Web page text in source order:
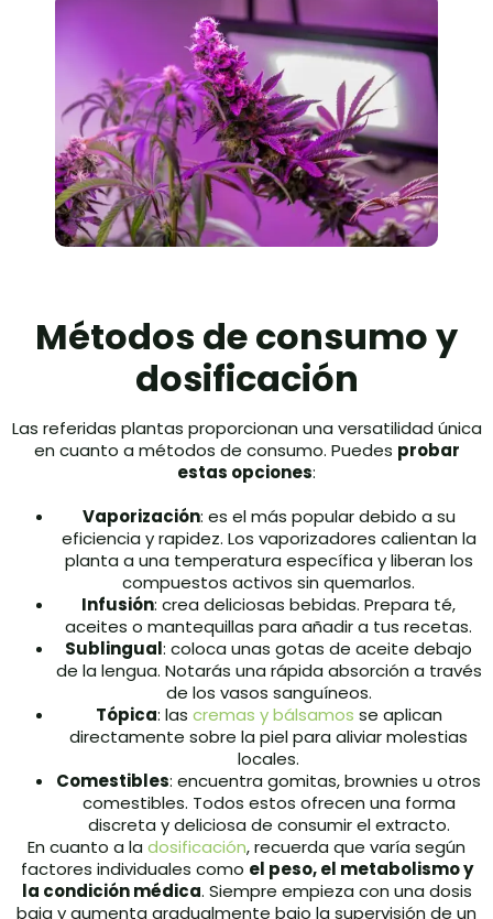
Métodos de consumo y
dosificación
Las referidas plantas proporcionan una versatilidad única
en cuanto a métodos de consumo. Puedes probar
estas opciones:
Vaporización: es el más popular debido a su
eficiencia y rapidez. Los vaporizadores calientan la
planta a una temperatura específica y liberan los
compuestos activos sin quemarlos.
Infusión: crea deliciosas bebidas. Prepara té,
aceites o mantequillas para añadir a tus recetas.
Sublingual: coloca unas gotas de aceite debajo
de la lengua. Notarás una rápida absorción a través
de los vasos sanguíneos.
Tópica: las cremas y bálsamos se aplican
directamente sobre la piel para aliviar molestias
locales.
Comestibles: encuentra gomitas, brownies u otros
comestibles. Todos estos ofrecen una forma
discreta y deliciosa de consumir el extracto.
En cuanto a la dosificación, recuerda que varía según
factores individuales como el peso, el metabolismo y
la condición médica. Siempre empieza con una dosis
baja y aumenta gradualmente bajo la supervisión de un